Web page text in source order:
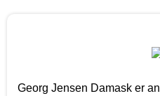
Georg Jensen Damask er